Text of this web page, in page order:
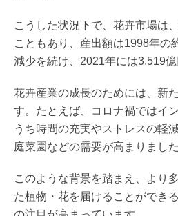
こうした状況下で、花卉市場は
こともあり、産出額は1998年の
減少を続け、2021年には3,519億
花卉産業の成長のためには、新
す。たとえば、コロナ禍ではイ
うち時間の充実やストレスの軽
庭菜園などの需要が高まりました
このような背景を踏まえ、より
た植物・花を届けることができ